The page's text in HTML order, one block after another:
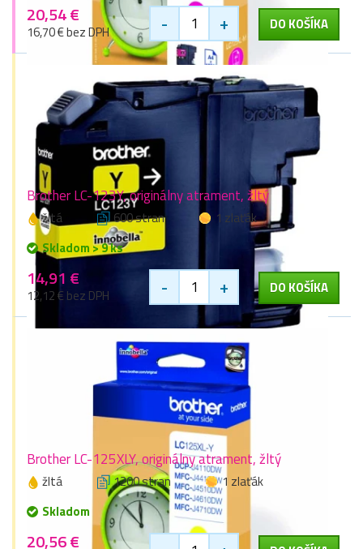
20,54 €
16,70 € bez DPH - + DO KOŠÍKA
Brother LC-123Y, originálny atrament, žltý
žltá 600 stran
1 zlaťák
Skladom > 9 ks
14,91 €
12,12 € bez DPH - + DO KOŠÍKA
Brother LC-125XLY, originálny atrament, žltý
žltá 1200 stran
1 zlaťák
Skladom
20,56 €